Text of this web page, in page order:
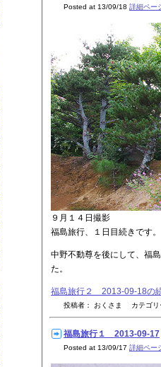
Posted at 13/09/18 詳細ペー
９月１４日撮影
福島旅行、１日目続きです。
中野不動尊を後にして、福
た。
福島旅行２ 2013-09-18の
投稿者： おくさま カテゴ
福島旅行１ 2013-09-17
Posted at 13/09/17 詳細ペー